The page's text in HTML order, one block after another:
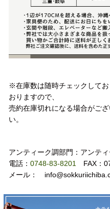
※在庫数は随時チェックして
おりますので、
売約在庫切れになる場合がご
い。
アンティーク調部門：アンテ
電話： 0748-83-8201 FAX：
メール：